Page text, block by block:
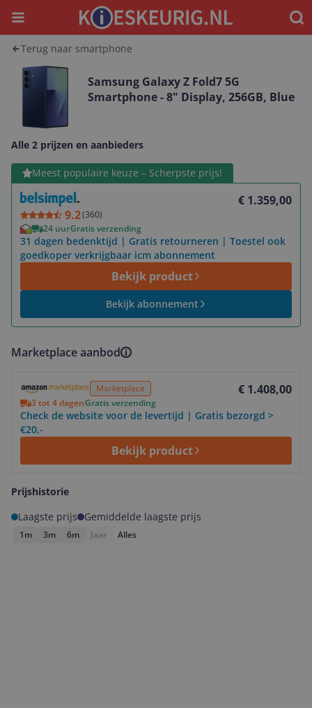
Menu
Terug naar smartphone
Samsung Galaxy Z Fold7 5G
Smartphone - 8" Display, 256GB, Blue
Alle 2 prijzen en aanbieders
Meest populaire keuze – Scherpste prijs!
9.2(360)
€ 1.359,00
24 uurGratis verzending
31 dagen bedenktijd | Gratis retourneren | Toestel ook
goedkoper verkrijgbaar icm abonnement
Bekijk product
Bekijk abonnement
Bekijk product
Marketplace aanbod
Marketplace € 1.408,00
3 tot 4 dagenGratis verzending
Check de website voor de levertijd | Gratis bezorgd >
€20,-
Bekijk product
Prijshistorie
Laagste prijs
Gemiddelde laagste prijs
1m 3m 6m Jaar Alles